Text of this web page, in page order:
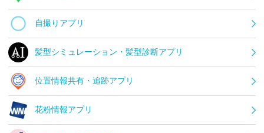
自撮りアプリ
髪型シミュレーション・髪型診断アプリ
位置情報共有・追跡アプリ
花粉情報アプリ